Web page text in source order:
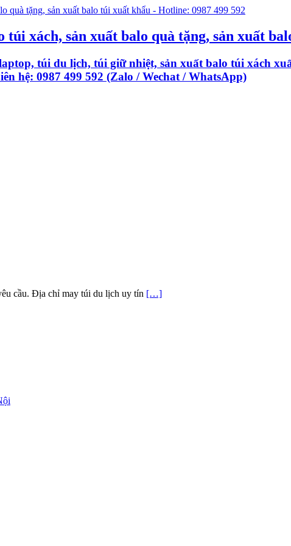
xách, sản xuất balo quà tặng, sản xuất
túi du lịch, túi giữ nhiệt, sản xuất balo túi xách
hệ: 0987 499 592 (Zalo / Wechat / WhatsApp)
cầu. Địa chỉ may túi du lịch uy tín […]